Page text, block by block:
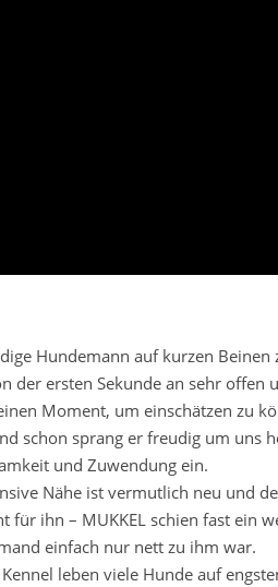
Hundemann auf kurzen Beinen
der ersten Sekunde an sehr offen
Moment, um einschätzen zu
schon sprang er freudig um uns
und Zuwendung ein.
Nähe ist vermutlich neu und
für ihn – MUKKEL schien fast ein
einfach nur nett zu ihm war.
leben viele Hunde auf